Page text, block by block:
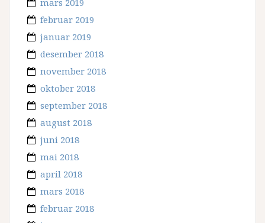
mars 2019
februar 2019
januar 2019
desember 2018
november 2018
oktober 2018
september 2018
august 2018
juni 2018
mai 2018
april 2018
mars 2018
februar 2018